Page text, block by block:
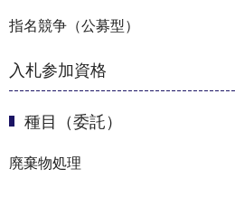
指名競争（公募型）
入札参加資格
種目（委託）
廃棄物処理